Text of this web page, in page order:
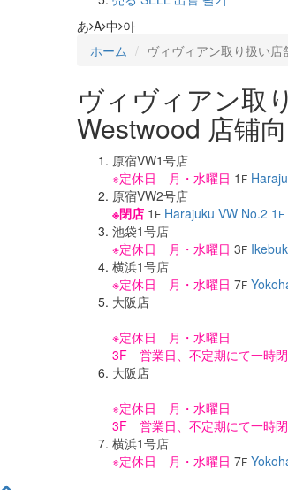
あ A 中 아
ホーム
ヴィヴィアン取り扱い店
ヴィヴィアン取
Westwood 店铺
原宿VW1号店
※定休日 月・水曜日 1 F
原宿VW2号店
※閉店 1 F Harajuku VW No.2 1 F
池袋1号店
※定休日 月・水曜日 3F
横浜1号店
※定休日 月・水曜日 7F
大阪店
※定休日 月・水曜日
3F 営業日、不定期にて一時
大阪店
※定休日 月・水曜日
3F 営業日、不定期にて一時
横浜1号店
※定休日 月・水曜日 7F